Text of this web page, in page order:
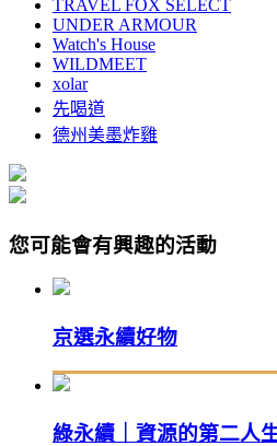
TRAVEL FOX SELECT
UNDER ARMOUR
Watch's House
WILDMEET
xolar
先喝道
德州美墨炸雞
您可能會有興趣的活動
京選永續好物
綠永續｜資源的第二人